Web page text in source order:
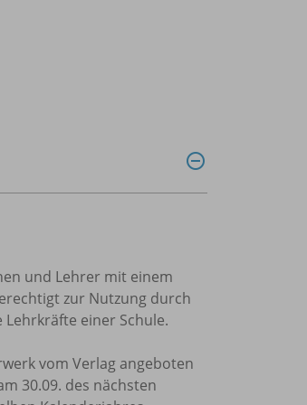
und Lehrer mit einem
zur Nutzung durch
einer Schule.
vom Verlag angeboten
30.09. des nächsten